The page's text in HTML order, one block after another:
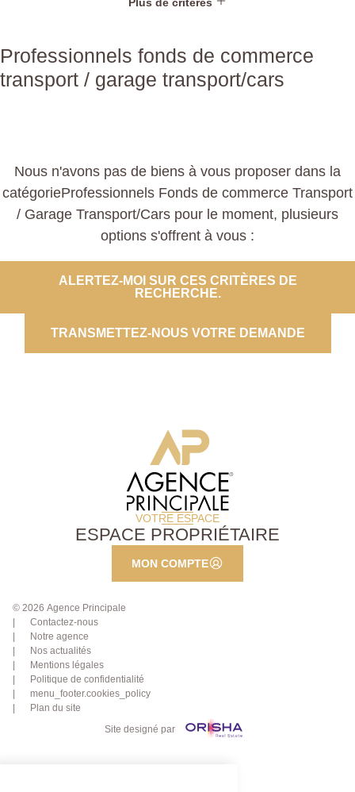
Professionnels fonds de commerce
transport / garage transport/cars
Nous n'avons pas de biens à vous proposer dans la
catégorieProfessionnels Fonds de commerce Transport
/ Garage Transport/Cars pour le moment, plusieurs
options s'offrent à vous :
ALERTEZ-MOI SUR CES CRITÈRES DE
RECHERCHE.
TRANSMETTEZ-NOUS VOTRE DEMANDE
VOTRE ESPACE
ESPACE PROPRIÉTAIRE
MON COMPTE
© 2026 Agence Principale
Contactez-nous
Notre agence
Nos actualités
Mentions légales
Politique de confidentialité
menu_footer.cookies_policy
Plan du site
Site designé par